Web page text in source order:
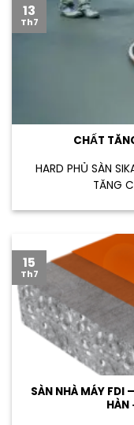
CHẤT
HARD PHỦ SÀN
TĂNG
13
Th7
SÀN NHÀ MÁY FDI
HÀN
15
Th7